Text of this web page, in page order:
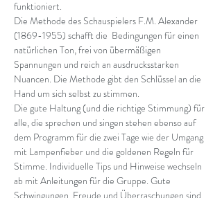
funktioniert.
Die Methode des Schauspielers F.M. Alexander
(1869-1955) schafft die  Bedingungen für einen
natürlichen Ton, frei von übermäßigen
Spannungen und reich an ausdrucksstarken
Nuancen. Die Methode gibt den Schlüssel an die
Hand um sich selbst zu stimmen.
Die gute Haltung (und die richtige Stimmung) für
alle, die sprechen und singen stehen ebenso auf
dem Programm für die zwei Tage wie der Umgang
mit Lampenfieber und die goldenen Regeln für
Stimme. Individuelle Tips und Hinweise wechseln
ab mit Anleitungen für die Gruppe. Gute
Schwingungen, Freude und Überraschungen sind